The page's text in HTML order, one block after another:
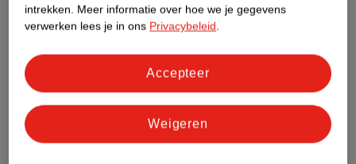
Over dit product
Productinformatie
Nature Impact Score
intrekken. Meer informatie over hoe we je gegevens
verwerken lees je in ons Privacybeleid.
Weigeren
Accepteer